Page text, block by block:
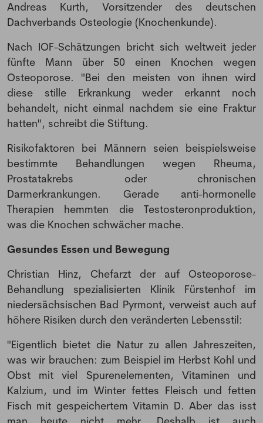
Andreas Kurth, Vorsitzender des deutschen
Dachverbands Osteologie (Knochenkunde).
Nach IOF-Schätzungen bricht sich weltweit jeder
fünfte Mann über 50 einen Knochen wegen
Osteoporose. "Bei den meisten von ihnen wird
diese stille Erkrankung weder erkannt noch
behandelt, nicht einmal nachdem sie eine Fraktur
hatten", schreibt die Stiftung.
Risikofaktoren bei Männern seien beispielsweise
bestimmte Behandlungen wegen Rheuma,
Prostatakrebs oder chronischen
Darmerkrankungen. Gerade anti-hormonelle
Therapien hemmten die Testosteronproduktion,
was die Knochen schwächer mache.
Gesundes Essen und Bewegung
Christian Hinz, Chefarzt der auf Osteoporose-
Behandlung spezialisierten Klinik Fürstenhof im
niedersächsischen Bad Pyrmont, verweist auch auf
höhere Risiken durch den veränderten Lebensstil:
"Eigentlich bietet die Natur zu allen Jahreszeiten,
was wir brauchen: zum Beispiel im Herbst Kohl und
Obst mit viel Spurenelementen, Vitaminen und
Kalzium, und im Winter fettes Fleisch und fetten
Fisch mit gespeichertem Vitamin D. Aber das isst